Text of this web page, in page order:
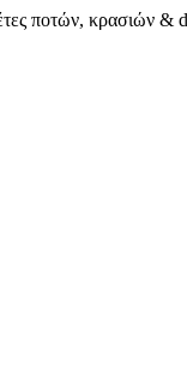
ποτών, κρασιών &